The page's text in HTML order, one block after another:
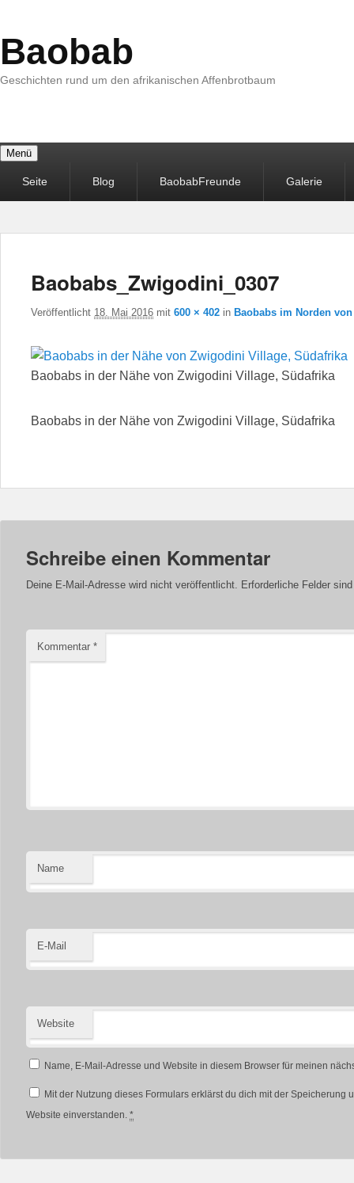
Baobab
Geschichten rund um den afrikanischen Affenbrotbaum
Menü
MenüSeite Blog BaobabFreunde Galerie
Baobabs_Zwigodini_0307
Veröffentlicht 18. Mai 2016 mit 600 × 402 in Baobabs im Norden
Baobabs in der Nähe von Zwigodini Village, Südafrika
Baobabs in der Nähe von Zwigodini Village, Südafrika
Schreibe einen Kommentar
Deine E-Mail-Adresse wird nicht veröffentlicht. Erforderliche Felder
Kommentar *
Name
E-Mail
Website
Name, E-Mail-Adresse und Website in diesem Browser für meinen
Mit der Nutzung dieses Formulars erklärst du dich mit der Speicherung
Website einverstanden. *